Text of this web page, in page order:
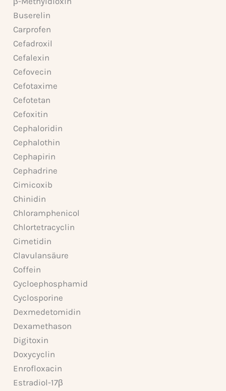
Buserelin
Carprofen
Cefadroxil
Cefalexin
Cefovecin
Cefotaxime
Cefotetan
Cefoxitin
Cephaloridin
Cephalothin
Cephapirin
Cephadrine
Cimicoxib
Chinidin
Chloramphenicol
Chlortetracyclin
Cimetidin
Clavulansäure
Coffein
Cycloephosphamid
Cyclosporine
Dexmedetomidin
Dexamethason
Digitoxin
Doxycyclin
Enrofloxacin
Estradiol-17β